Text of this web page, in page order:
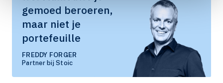
gemoed beroeren,
maar niet je
portefeuille
FREDDY FORGER
Partner bij Stoic